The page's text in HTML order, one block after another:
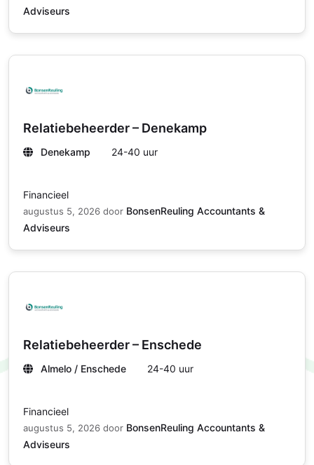
Adviseurs
Relatiebeheerder – Denekamp
Denekamp 24-40 uur
Financieel
augustus 5, 2026 door BonsenReuling Accountants &
Adviseurs
Relatiebeheerder – Enschede
Almelo / Enschede 24-40 uur
Financieel
augustus 5, 2026 door BonsenReuling Accountants &
Adviseurs